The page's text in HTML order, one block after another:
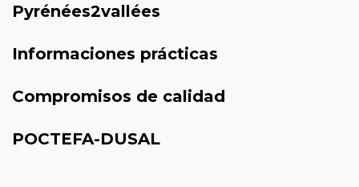
Pyrénées2vallées
Informaciones prácticas
Compromisos de calidad
POCTEFA-DUSAL